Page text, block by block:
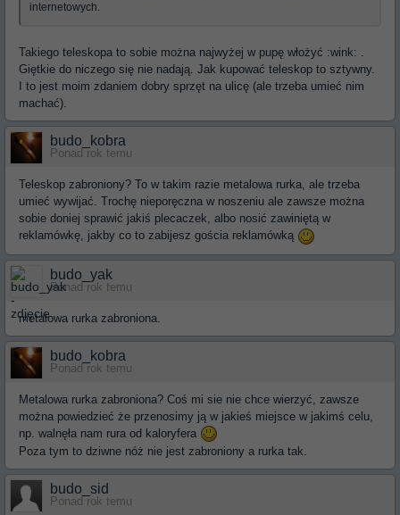
internetowych.
Takiego teleskopa to sobie można najwyżej w pupę włożyć :wink: .
Giętkie do niczego się nie nadają. Jak kupować teleskop to sztywny.
I to jest moim zdaniem dobry sprzęt na ulicę (ale trzeba umieć nim
machać).
budo_kobra
Ponad rok temu
Teleskop zabroniony? To w takim razie metalowa rurka, ale trzeba
umieć wywijać. Trochę nieporęczna w noszeniu ale zawsze można
sobie doniej sprawić jakiś plecaczek, albo nosić zawiniętą w
reklamówkę, jakby co to zabijesz gościa reklamówką
budo_yak
Ponad rok temu
metalowa rurka zabroniona.
budo_kobra
Ponad rok temu
Metalowa rurka zabroniona? Coś mi sie nie chce wierzyć, zawsze
można powiedzieć że przenosimy ją w jakieś miejsce w jakimś celu,
np. walnęła nam rura od kaloryfera
Poza tym to dziwne nóż nie jest zabroniony a rurka tak.
budo_sid
Ponad rok temu